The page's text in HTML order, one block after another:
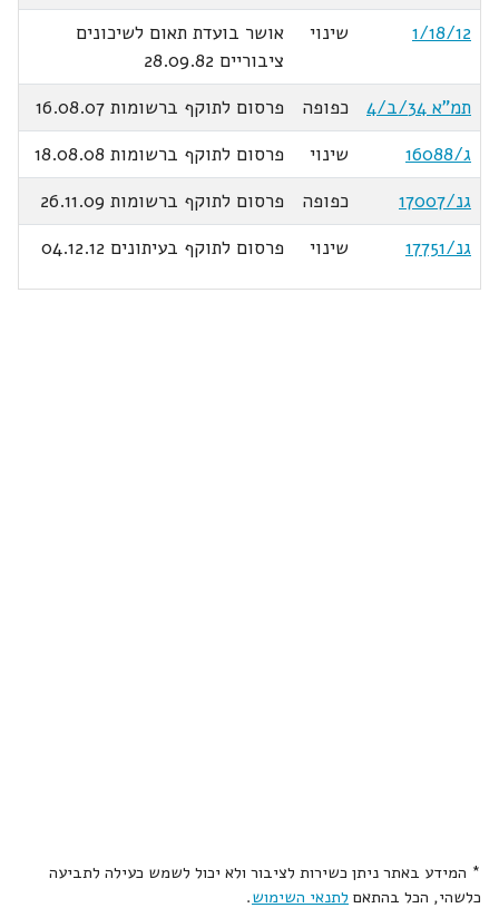
1/18/12
שינוי
אושר בועדת תאום לשיכונים
ציבוריים 28.09.82
תמ"א 34/ב/4
כפופה
פרסום לתוקף ברשומות 16.08.07
ג/16088
שינוי
פרסום לתוקף ברשומות 18.08.08
גנ/17007
כפופה
פרסום לתוקף ברשומות 26.11.09
גנ/17751
שינוי פרסום לתוקף בעיתונים 04.12.12
* המידע באתר ניתן כשירות לציבור ולא יכול לשמש כעילה לתביעה
כלשהי, הכל בהתאם לתנאי השימוש.